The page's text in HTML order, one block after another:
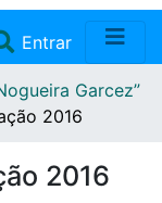
Entrar(current)
Garcez”
2016
2016